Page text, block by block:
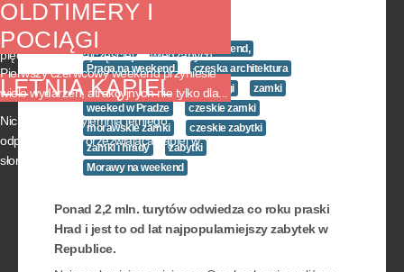
06 czerwiec 2018
UNESCO,
Czechy na weekend,
Praga na weekend
czeska architektura
Zamek praski,
zabytki Pragi
zamki
weeked w Pradze
czeskie zamki
morawskie zamki
czeskie zabytki
zamki i hrady
zabytki
Morawy na weekend
Ponad 2,2 mln. turytów odwiedza co roku praski
Hrad i jest to od lat najpopularniejszy zabytek w
Republice.
Agencja CzechTourism opublikowała listę
pięćdziesięciu najczęściej odwiedzanych ...
LETNIA KĄPIEL
Nic tak nie uprzyjemnia letniego
odpoczynku jak orzeźwiająca kąpiel w
słoneczny ...
OLDTIMERY I
POCIĄGI
Pierwszy czerwcowy weekend przyniesie
wiele wydarzeń, atrakcyjnych nie tylko dla...